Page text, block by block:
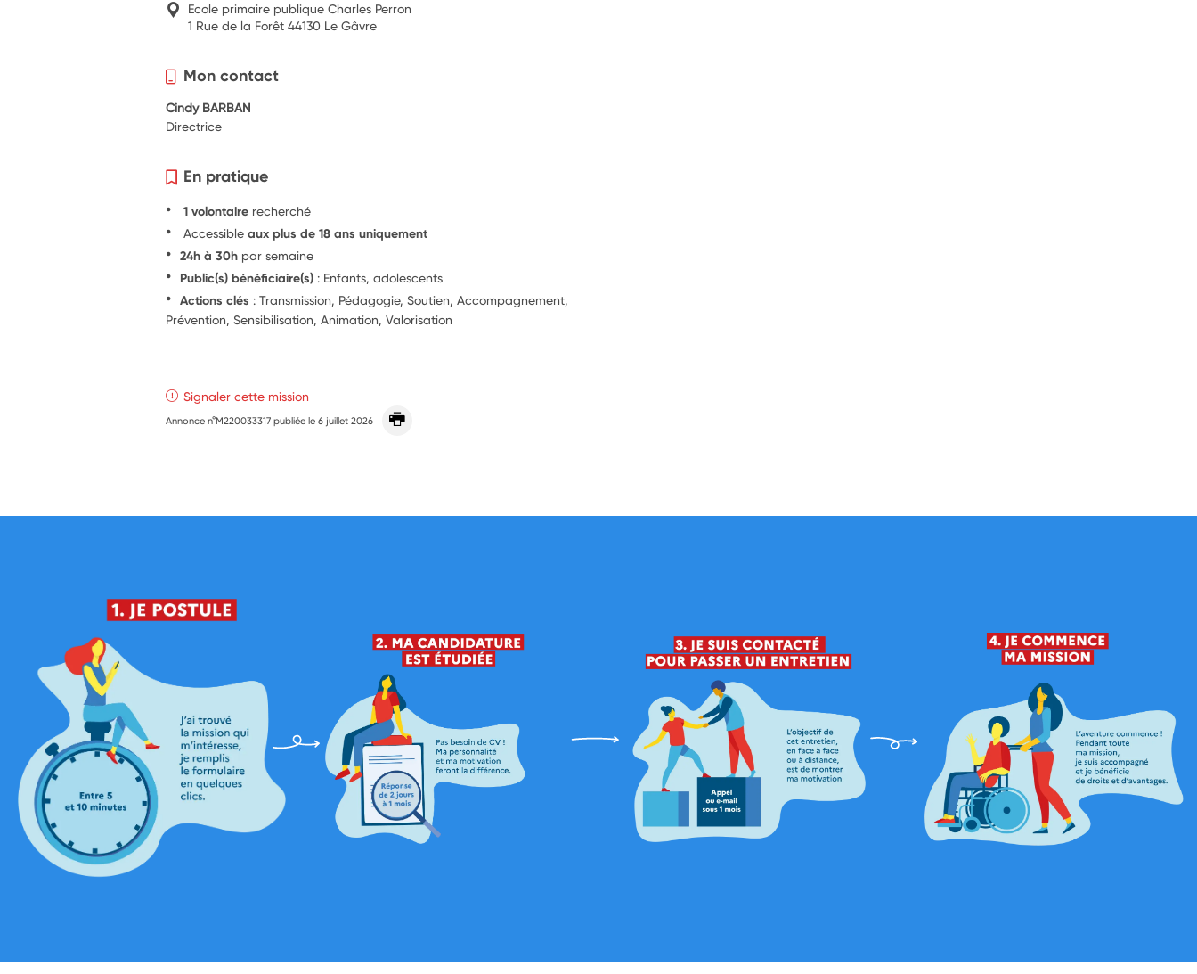
Ecole primaire publique Charles Perron
1 Rue de la Forêt 44130 Le Gâvre
Mon contact
Cindy BARBAN
Directrice
En pratique
1 volontaire recherché
Accessibleaux plus de 18 ans uniquement
24h à 30h par semaine
Public(s) bénéficiaire(s) : Enfants, adolescents
Actions clés : Transmission, Pédagogie, Soutien, Accompagnement,
Prévention, Sensibilisation, Animation, Valorisation
Signaler cette mission
Annonce n°M220033317 publiée le6 juillet 2026